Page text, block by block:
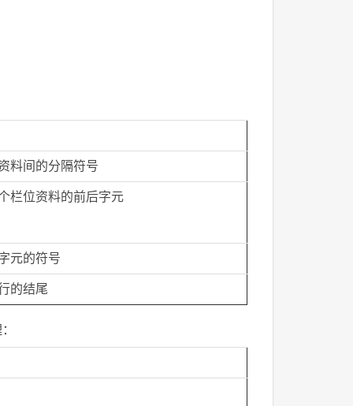
料间的分隔符号
栏位资料的前后字元
元的符号
的结尾